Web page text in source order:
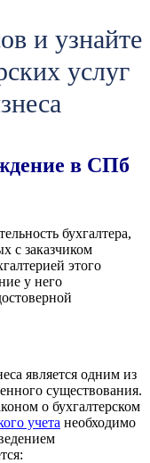
и узнайте
услуг
в СПб
бухгалтера,
с заказчиком
этого
у него
является одним из
существования.
о бухгалтерском
учета необходимо